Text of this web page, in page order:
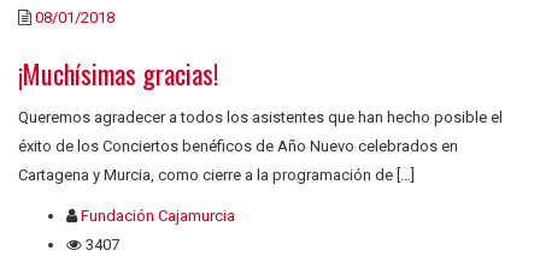
08/01/2018
¡Muchísimas gracias!
Queremos agradecer a todos los asistentes que han hecho posible el
éxito de los Conciertos benéficos de Año Nuevo celebrados en
Cartagena y Murcia, como cierre a la programación de […]
Fundación Cajamurcia
3407